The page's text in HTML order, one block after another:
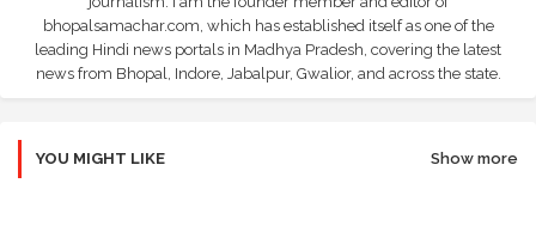
bhopalsamachar.com, which has established itself as one of the
leading Hindi news portals in Madhya Pradesh, covering the latest
news from Bhopal, Indore, Jabalpur, Gwalior, and across the state.
YOU MIGHT LIKE Show more